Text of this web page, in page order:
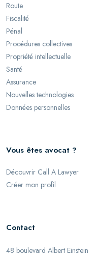
Route
Fiscalité
Pénal
Procédures collectives
Propriété intellectuelle
Santé
Assurance
Nouvelles technologies
Données personnelles
Vous êtes avocat ?
Découvrir Call A Lawyer
Créer mon profil
Contact
48 boulevard Albert Einstein